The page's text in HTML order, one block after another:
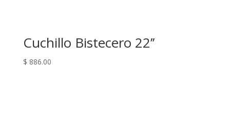
Cuchillo Bistecero 22’’
$ 886.00